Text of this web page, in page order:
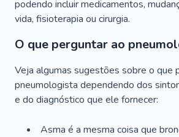
podendo incluir medicamentos,
vida, fisioterapia ou cirurgia.
O que perguntar ao
Veja algumas sugestões sobre o que
pneumologista dependendo dos
e do diagnóstico que ele fornecer:
Asma é a mesma coisa que